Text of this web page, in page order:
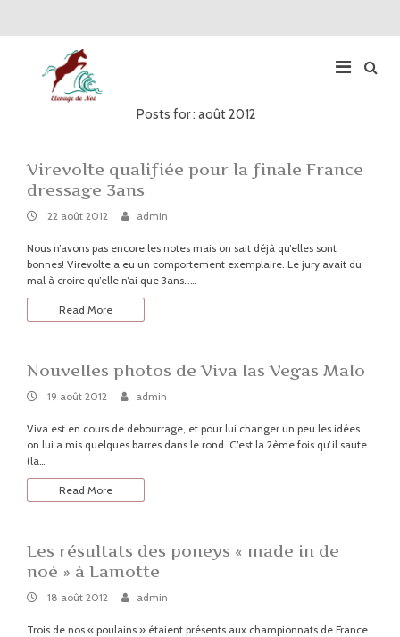
Posts for : août 2012
Virevolte qualifiée pour la finale France
dressage 3ans
22 août 2012
22 admin
Nous n’avons pas encore les notes mais on sait déjà qu’elles sont
bonnes! Virevolte a eu un comportement exemplaire. Le jury avait du
mal à croire qu’elle n’ai que 3ans……
Read More
Nouvelles photos de Viva las Vegas Malo
19 août 2012
19
2012
admin
Viva est en cours de debourrage, et pour lui changer un peu les idées
on lui a mis quelques barres dans le rond. C’est la 2ème fois qu’il saute
(la…
Read More
Les résultats des poneys « made in de
noé » à Lamotte
18 août 2012
18 admin
Trois de nos « poulains » étaient présents aux championnats de France